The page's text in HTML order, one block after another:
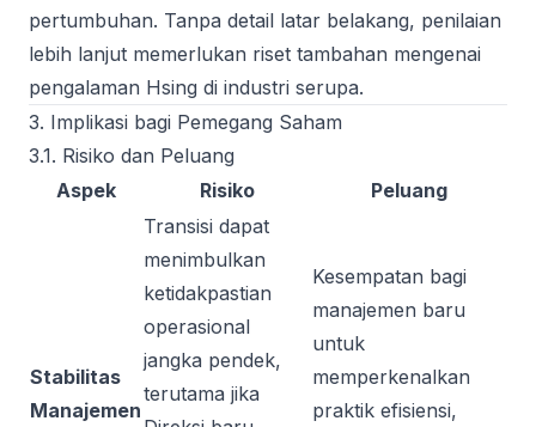
pertumbuhan. Tanpa detail latar belakang, penilaian
lebih lanjut memerlukan riset tambahan mengenai
pengalaman Hsing di industri serupa.
3. Implikasi bagi Pemegang Saham
3.1. Risiko dan Peluang
Aspek
Risiko Peluang
Stabilitas
Manajemen
Transisi dapat
menimbulkan
ketidakpastian
operasional
jangka pendek,
terutama jika
Kesempatan bagi
manajemen baru
untuk
memperkenalkan
praktik efisiensi,